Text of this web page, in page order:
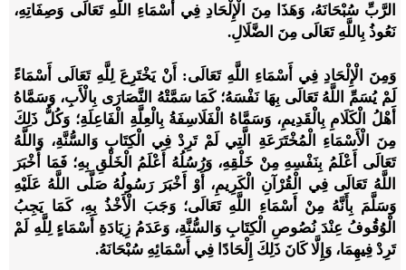
الرَّبِّ سُبْحَانَهُ، وَهَذَا مِنَ الْإِلْحَادِ فِي أَسْمَاءِ اللَّهِ تَعَالَى وَصِفَاتِهِ،
نَعُوذُ بِاللَّهِ تَعَالَى مِنَ الضَّلَالِ.
وَمِنَ الْإِلْحَادِ فِي أَسْمَاءِ اللَّهِ تَعَالَى: أَنْ يَخْتَرِعَ لِلَّهِ تَعَالَى أَسْمَاءً
لَمْ يُسَمِّ اللَّهُ تَعَالَى بِهَا نَفْسَهُ؛ كَمَا سَمَّتْهُ النَّصَارَى بِالْأَبِ، وَسَمَّاهُ
أَهْلُ الْكَلَامِ بِالْقَدِيمِ، وَسَمَّاهُ الْفَلَاسِفَةُ بِالْعِلَّةِ الْفَاعِلَةِ؛ وَكُلُّ ذَلِكَ
مِنَ الْأَسْمَاءِ الْمُخْتَرَعَةِ الَّتِي لَمْ تَرِدْ فِي الْكِتَابِ وَالسُّنَّةِ، وَاللَّهُ
تَعَالَى أَعْلَمُ بِنَفْسِهِ مِنْ خَلْقِهِ، وَرُسُلُهُ أَعْلَمُ الْخَلْقِ بِهِ؛ فَمَا أَخْبَرَ
اللَّهُ تَعَالَى فِي الْقُرْآنِ الْكَرِيمِ، أَوْ أَخْبَرَ رَسُولُهُ صَلَّى اللَّهُ عَلَيْهِ
وَسَلَّمَ بِأَنَّهُ مِنْ أَسْمَاءِ اللَّهِ تَعَالَى؛ وَجَبَ الْأَخْذُ بِهِ، كَمَا يَجِبُ
الْوُقُوفُ عِنْدَ نُصُوصِ الْكِتَابِ وَالسُّنَّةِ، وَعَدَمُ زِيَادَةِ أَسْمَاءٍ لِلَّهِ لَمْ
تَرِدْ فِيهِمَا، وَإِلَّا كَانَ ذَلِكَ إِلْحَادًا فِي أَسْمَائِهِ سُبْحَانَهُ.